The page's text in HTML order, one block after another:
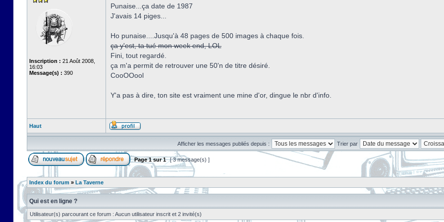
Inscription : 21 Août 2008,
16:03
Message(s) : 390
Punaise...ça date de 1987
J'avais 14 piges...
Ho punaise....Jusqu'à 48 pages de 500 images à chaque fois.
ça y'est, ta tué mon week end, LOL
Fini, tout regardé.
ça m'a permit de retrouver une 50'n de titre désiré.
CooOOool
Y'a pas à dire, ton site est vraiment une mine d'or, dingue le nbr d'info.
Haut
Afficher les messages publiés depuis : Trier par
Page1sur1 [ 3 message(s) ]
Index du forum » La Taverne
Qui est en ligne ?
Utilisateur(s) parcourant ce forum : Aucun utilisateur inscrit et 2 invité(s)